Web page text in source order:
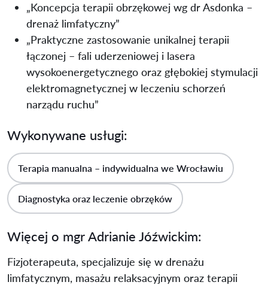
„Koncepcja terapii obrzękowej wg dr Asdonka –
drenaż limfatyczny”
„Praktyczne zastosowanie unikalnej terapii
łączonej – fali uderzeniowej i lasera
wysokoenergetycznego oraz głębokiej stymulacji
elektromagnetycznej w leczeniu schorzeń
narządu ruchu”
Wykonywane usługi:
Terapia manualna – indywidualna we Wrocławiu
Diagnostyka oraz leczenie obrzęków
Więcej o mgr Adrianie Jóźwickim:
Fizjoterapeuta, specjalizuje się w drenażu
limfatycznym, masażu relaksacyjnym oraz terapii